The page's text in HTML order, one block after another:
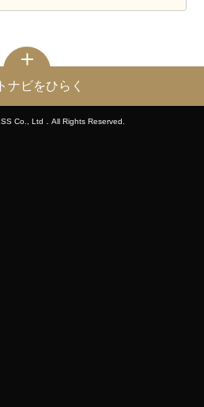
ナビをひらく
Co., Ltd．All Rights Reserved.